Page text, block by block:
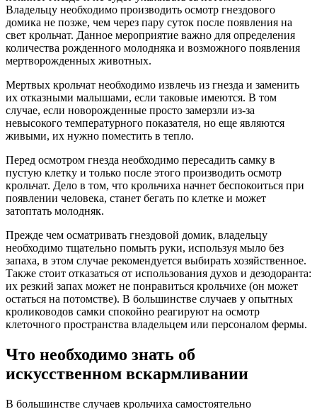
Владельцу необходимо производить осмотр гнездового
домика не позже, чем через пару суток после появления на
свет крольчат. Данное мероприятие важно для определения
количества рожденного молодняка и возможного появления
мертворожденных животных.
Мертвых крольчат необходимо извлечь из гнезда и заменить
их отказными малышами, если таковые имеются. В том
случае, если новорожденные просто замерзли из-за
невысокого температурного показателя, но еще являются
живыми, их нужно поместить в тепло.
Перед осмотром гнезда необходимо пересадить самку в
пустую клетку и только после этого производить осмотр
крольчат. Дело в том, что крольчиха начнет беспокоиться при
появлении человека, станет бегать по клетке и может
затоптать молодняк.
Прежде чем осматривать гнездовой домик, владельцу
необходимо тщательно помыть руки, используя мыло без
запаха, в этом случае рекомендуется выбирать хозяйственное.
Также стоит отказаться от использования духов и дезодоранта:
их резкий запах может не понравиться крольчихе (он может
остаться на потомстве). В большинстве случаев у опытных
кролиководов самки спокойно реагируют на осмотр
клеточного пространства владельцем или персоналом фермы.
Что необходимо знать об
искусственном вскармливании
В большинстве случаев крольчиха самостоятельно